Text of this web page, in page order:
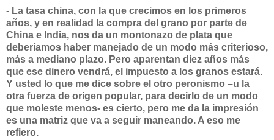
- La tasa china, con la que crecimos en los primeros
años, y en realidad la compra del grano por parte de
China e India, nos da un montonazo de plata que
deberíamos haber manejado de un modo más criterioso,
más a mediano plazo. Pero aparentan diez años más
que ese dinero vendrá, el impuesto a los granos estará.
Y usted lo que me dice sobre el otro peronismo –u la
otra fuerza de origen popular, para decirlo de un modo
que moleste menos- es cierto, pero me da la impresión
es una matriz que va a seguir maneando. A eso me
refiero.